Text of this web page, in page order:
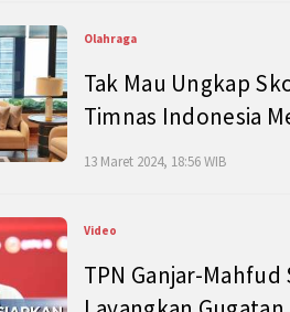
Olahraga
Tak Mau Ungkap
Timnas Indonesia
13 Maret 2024, 18:56 WIB
Video
TPN Ganjar-